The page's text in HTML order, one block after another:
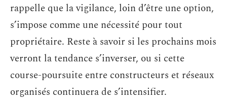
rappelle que la vigilance, loin d’être une option,
s’impose comme une nécessité pour tout
propriétaire. Reste à savoir si les prochains mois
verront la tendance s’inverser, ou si cette
course-poursuite entre constructeurs et réseaux
organisés continuera de s’intensifier.